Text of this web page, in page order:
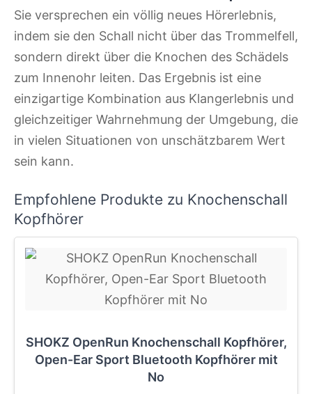
Sie versprechen ein völlig neues Hörerlebnis,
indem sie den Schall nicht über das Trommelfell,
sondern direkt über die Knochen des Schädels
zum Innenohr leiten. Das Ergebnis ist eine
einzigartige Kombination aus Klangerlebnis und
gleichzeitiger Wahrnehmung der Umgebung, die
in vielen Situationen von unschätzbarem Wert
sein kann.
Empfohlene Produkte zu Knochenschall
Kopfhörer
SHOKZ OpenRun Knochenschall Kopfhörer,
Open-Ear Sport Bluetooth Kopfhörer mit
No